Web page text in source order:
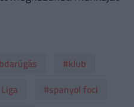
#klub
#spanyol foci